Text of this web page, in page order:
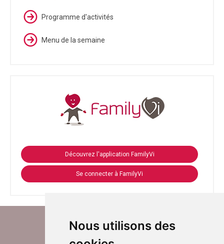
Nous utilisons des
Programme d'activités
Menu de la semaine
Découvrez l'application FamilyVi
Se connecter à FamilyVi